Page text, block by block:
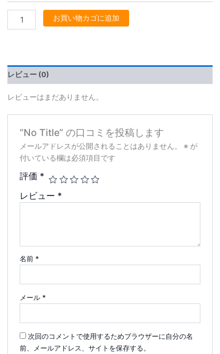
お買い物カゴに追加
レビュー (0)
レビューはまだありません。
“No Title” の口コミを投稿します
メールアドレスが公開されることはありません。 ※ が
付いている欄は必須項目です
評価 *
レビュー *
名前 *
メール *
次回のコメントで使用するためブラウザーに自分の名
前、メールアドレス、サイトを保存する。